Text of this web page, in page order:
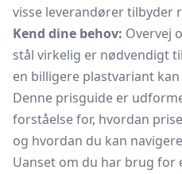
visse leverandører tilbyder
Kend dine behov: Overvej
stål virkelig er nødvendigt
en billigere plastvariant
Denne prisguide er
forståelse for, hvordan
og hvordan du kan
Uanset om du har brug for